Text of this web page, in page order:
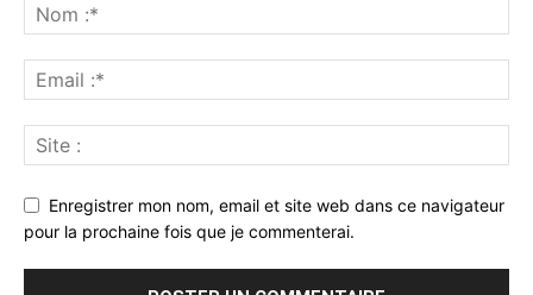
Enregistrer mon nom, email et site web dans ce navigateur
pour la prochaine fois que je commenterai.